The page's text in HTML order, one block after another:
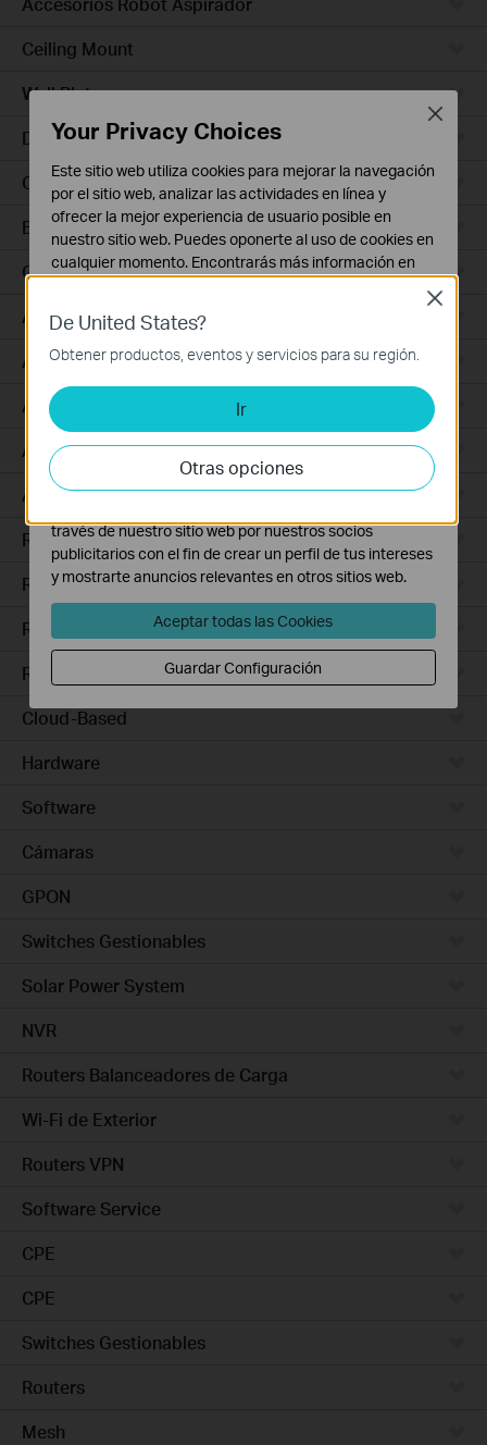
Ceiling Mount
Wall Plate
Desktop
Outdoor
Bridges
GPON
Access Plus
Aggregation
Access Max
Access
Access Pro
Routers Ethernet
Routers Wi-Fi
Routers 5G/4G
Routers Integrados
Cloud-Based
Hardware
Software
Cámaras
GPON
Switches Gestionables
Solar Power System
NVR
Routers Balanceadores de Carga
Wi-Fi de Exterior
Routers VPN
Software Service
CPE
CPE
Switches Gestionables
Routers
Mesh
De United States?
Obtener productos, eventos y servicios para su región.
Ir
Otras opciones
Close
Your Privacy Choices
Este sitio web utiliza cookies para mejorar la navegación
por el sitio web, analizar las actividades en línea y
ofrecer la mejor experiencia de usuario posible en
nuestro sitio web. Puedes oponerte al uso de cookies en
cualquier momento. Encontrarás más información en
Cookies Básicas
Estas cookies son necesarias para el funcionamiento
del sitio web y no pueden desactivarse en tu sistema.
Cookies de Análisis y de Marketing
Las cookies de análisis nos permiten analizar tus
actividades en nuestro sitio web con el fin de mejorar y
adaptar la funcionalidad del mismo.
través de nuestro sitio web por nuestros socios
publicitarios con el fin de crear un perfil de tus intereses
y mostrarte anuncios relevantes en otros sitios web.
Aceptar todas las Cookies
Guardar Configuración
Close